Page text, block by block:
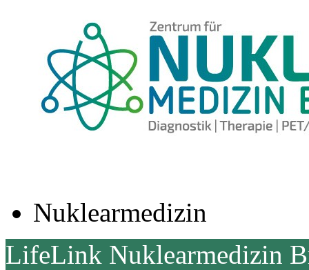
Nuklearmedizin
LifeLink Nuklearmedizin